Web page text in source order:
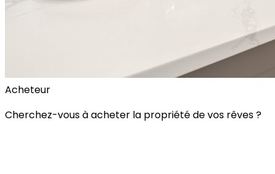
Acheteur
Cherchez-vous à acheter la propriété de vos rêves ?